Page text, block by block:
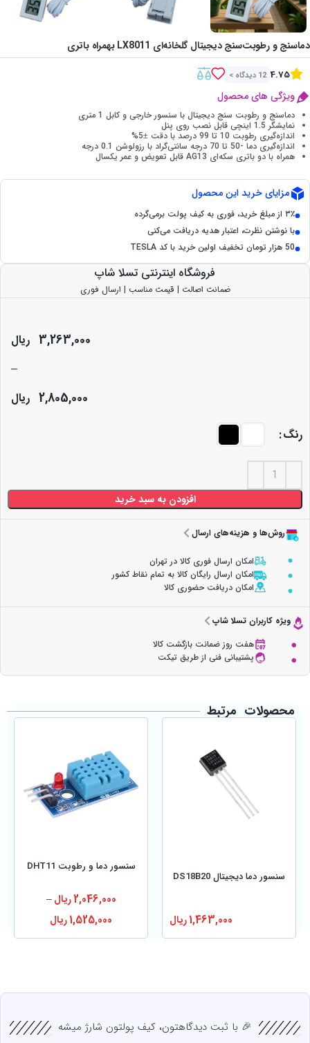
دماسنج و رطوبت‌سنج دیجیتال گلخانه‌ای LX8011 بهمراه باتری
4.75 12 دیدگاه >
ویژگی های محصول
دماسنج و رطوبت سنج دیجیتال با سنسور خارجی و کابل 1 متری
نمایشگر 1.5 اینچی قابل نصب روی پنل
اندازه‌گیری رطوبت 10 تا 99 درصد با دقت ±5%
اندازه‌گیری دما -50 تا 70 درجه سانتی‌گراد با رزولوشن 0.1 درجه
همراه با دو باتری سکه‌ای AG13 قابل تعویض و عمر یکسال
مزایای خرید این محصول
۳٪ از مبلغ خرید، فوری به کیف پولت برمی‌گرده
با نوشتن نظرت، اعتبار هدیه دریافت می‌کنی
50 هزار تومان تخفیف اولین خرید با کد TESLA
فروشگاه اینترنتی تسلا شاپ
ضمانت اصالت | قیمت مناسب | ارسال فوری
3,263,000 ریال
–
2,805,000 ریال
رنگ
افزودن به سبد خرید
روش‌ها و هزینه‌های ارسال
امکان ارسال فوری کالا در تهران
امکان ارسال رایگان کالا به تمام نقاط کشور
امکان دریافت حضوری کالا
ویژه کاربران تسلا شاپ
هفت روز ضمانت بازگشت کالا
پشتیبانی فنی از طریق تیکت
محصولات مرتبط
سنسور دما دیجیتال DS18B20
1,463,000ریال
سنسور دما و رطوبت DHT11
2,046,000ریال–
1,525,000ریال
🎉 با ثبت دیدگاهتون، کیف پولتون شارژ میشه